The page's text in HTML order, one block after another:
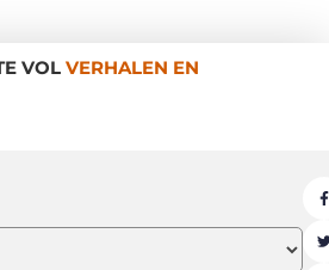
VOL VERHALEN EN